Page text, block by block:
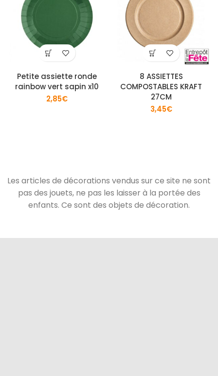
Petite assiette ronde
rainbow vert sapin x10
2,85€
8 ASSIETTES
COMPOSTABLES KRAFT
27CM
3,45€
Les articles de décorations vendus sur ce site ne sont
pas des jouets, ne pas les laisser à la portée des
enfants. Ce sont des objets de décoration.